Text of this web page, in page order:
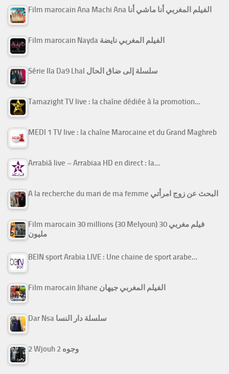
Film marocain Ana Machi Ana الفيلم المغربي أنا ماشي أنا
Film marocain Nayda الفيلم المغربي نايضة
Série Ila Da9 Lhal سلسلة إلى ضاق الحال
Tamazight TV live : la chaîne dédiée à la promotion…
MEDI 1 TV live : la chaîne Marocaine et du Grand Maghreb
Arrabiâ live – Arrabiaa HD en direct : la…
A la recherche du mari de ma femme البحث عن زوج امرأتي
Film marocain 30 millions (30 Melyoun) فيلم مغربي 30
مليون
BEIN sport Arabia LIVE : Une chaine de sport arabe…
Film marocain Jihane الفيلم المغربي جيهان
Dar Nsa سلسلة دار النسا
2 Wjouh 2 وجوه